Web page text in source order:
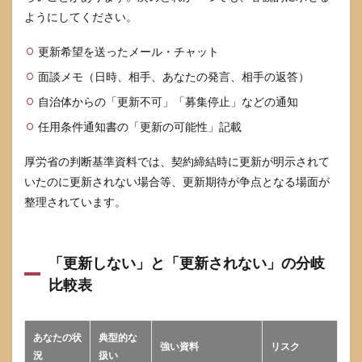
8.1
ス1 更
新し
ない
と自
伝え
次の
仕事
がま
だな
ケー
ス2 更
新を
新さ
ようにしてください。
更新希望を送ったメール・チャット
面談メモ（日時、相手、あなたの発言、相手の返答）
自治体からの「更新不可」「募集停止」などの通知
任用条件通知書の「更新の可能性」記載
厚労省の判断基準資料では、契約締結時に更新が明示されて
いたのに更新されない場合等、更新期待が争点となる場面が
整理されています。
「更新しない」と「更新されない」の分岐
比較表
あなたの状
況
典型的な
扱い
強い資料 リスク